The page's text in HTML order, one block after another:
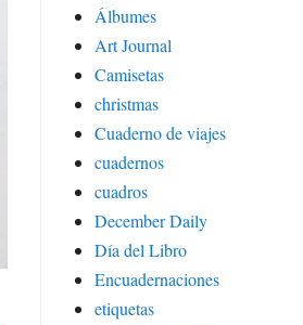
Álbumes
Art Journal
Camisetas
christmas
Cuaderno de viajes
cuadernos
cuadros
December Daily
Día del Libro
Encuadernaciones
etiquetas